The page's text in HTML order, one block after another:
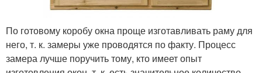
По готовому коробу окна проще изготавливать раму для
него, т. к. замеры уже проводятся по факту. Процесс
замера лучше поручить тому, кто имеет опыт